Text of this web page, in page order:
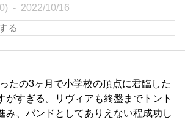
2022/10/16
たの3ヶ月で小学校の頂点に君臨した
がすぎる。リヴィアも終盤までトント
み、バンドとしてありえない程成功し